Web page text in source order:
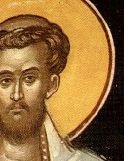
Статті
Думки
Вакансії